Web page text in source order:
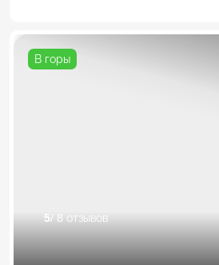
В горы
5/ 8 отзывов